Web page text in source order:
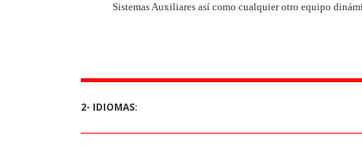
Sistemas Auxiliares así como cualquier otro equipo
2- IDIOMAS: